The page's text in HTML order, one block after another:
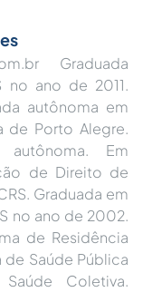
Graduada
no ano de 2011.
autônoma em
de Porto Alegre.
autônoma. Em
de Direito de
Graduada em
no ano de 2002.
de Residência
Saúde Pública
Coletiva.